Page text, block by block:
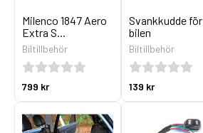
Milenco 1847 Aero
Extra S...
Biltillbehör
799 kr
Svankkudde för
bilen
Biltillbehör
139 kr